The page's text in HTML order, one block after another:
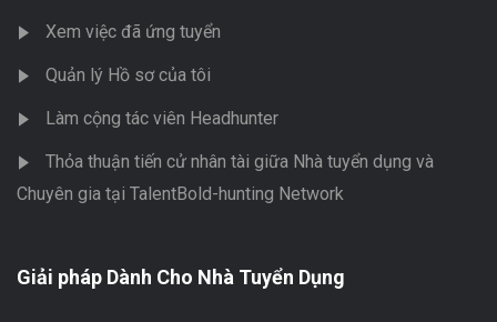
Xem việc đã ứng tuyển
Quản lý Hồ sơ của tôi
Làm cộng tác viên Headhunter
Thỏa thuận tiến cử nhân tài giữa Nhà tuyển dụng và
Chuyên gia tại TalentBold-hunting Network
Giải pháp Dành Cho Nhà Tuyển Dụng